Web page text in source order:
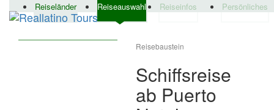
Reiseländer Reiseauswahl Reiseinfos Persönliches
Reisebaustein
Schiffsreise
ab Puerto